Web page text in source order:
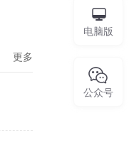
更多
电脑版
公众号